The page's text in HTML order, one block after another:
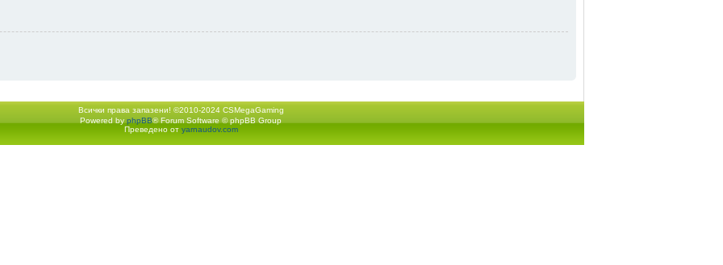
Всички права запазени! ©2010-2024 CSMegaGaming
Екип•Изтрий всички бисквитки• Часовете са според зоната UTC + 2 часа [DST]
Powered by phpBB® Forum Software © phpBB Group
Преведено от yarnaudov.com